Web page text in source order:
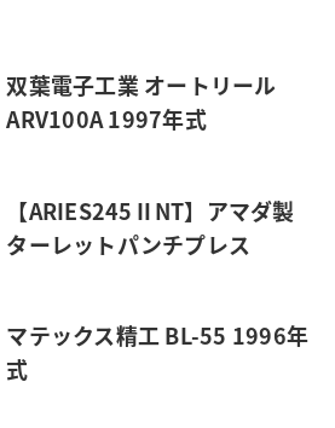
双葉電子工業 オートリール
ARV100A 1997年式
【ARIES245ⅡNT】アマダ製
ターレットパンチプレス
マテックス精工 BL-55 1996年
式